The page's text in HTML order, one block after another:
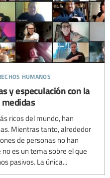
humanos
y especulación con la
ricos del mundo, han
Mientras tanto, alrededor
de personas no han
es un tema sobre el que
pasivos. La única...